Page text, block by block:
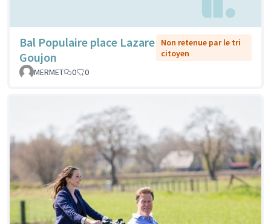
Bal Populaire place Lazare
Goujon
Non retenue par le tri
citoyen
MERMET
0 0